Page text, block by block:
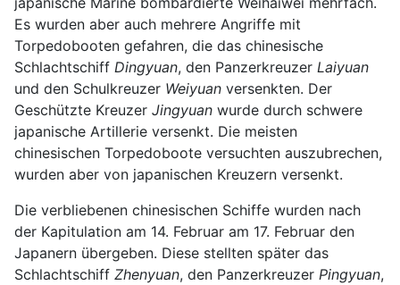
Es wurden aber auch mehrere Angriffe mit
Torpedobooten gefahren, die das chinesische
Schlachtschiff Dingyuan, den Panzerkreuzer Laiyuan
und den Schulkreuzer Weiyuan versenkten. Der
Geschützte Kreuzer Jingyuan wurde durch schwere
japanische Artillerie versenkt. Die meisten
chinesischen Torpedoboote versuchten auszubrechen,
wurden aber von japanischen Kreuzern versenkt.
Die verbliebenen chinesischen Schiffe wurden nach
der Kapitulation am 14. Februar am 17. Februar den
Japanern übergeben. Diese stellten später das
Schlachtschiff Zhenyuan, den Panzerkreuzer Pingyuan,